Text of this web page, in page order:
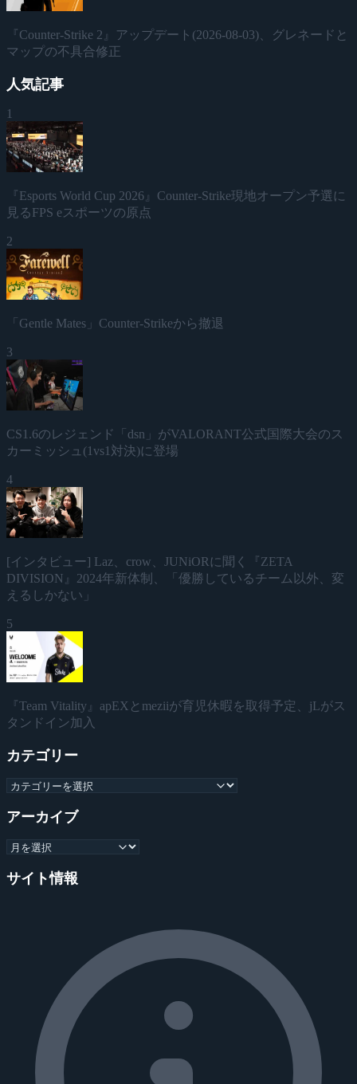
『Counter-Strike 2』アップデート(2026-08-03)、グレネードと
マップの不具合修正
人気記事
1
『Esports World Cup 2026』Counter-Strike現地オープン予選に
見るFPS eスポーツの原点
2
「Gentle Mates」Counter-Strikeから撤退
3
CS1.6のレジェンド「dsn」がVALORANT公式国際大会のス
カーミッシュ(1vs1対決)に登場
4
[インタビュー] Laz、crow、JUNiORに聞く『ZETA
DIVISION』2024年新体制、「優勝しているチーム以外、変
えるしかない」
5
『Team Vitality』apEXとmeziiが育児休暇を取得予定、jLがス
タンドイン加入
カテゴリー
アーカイブ
サイト情報